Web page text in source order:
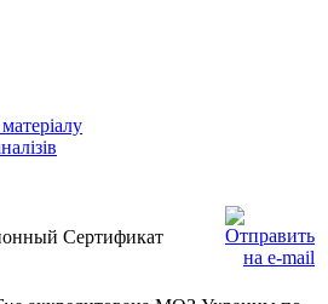
Сертификат